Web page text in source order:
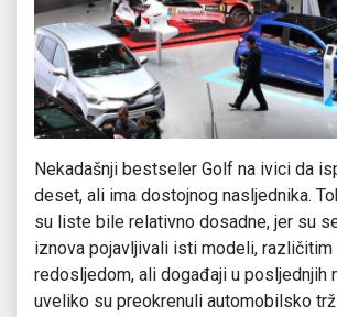
Nekadašnji bestseler Golf na ivici da
deset, ali ima dostojnog nasljednika.
su liste bile relativno dosadne, jer su
iznova pojavljivali isti modeli,
redosljedom, ali događaji u posljednjih
uveliko su preokrenuli automobilsko